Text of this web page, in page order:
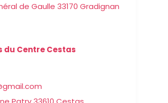
de Gaulle 33170 Gradignan
du Centre Cestas